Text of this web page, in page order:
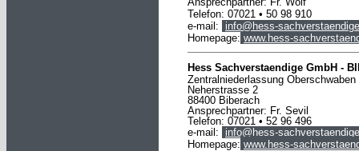
Telefon: 07021 • 50 98 910
e-mail:
info@hess-
Homepage: www.hess-
Hess Sachverstaendige GmbH -
Zentralniederlassung Oberschwaben
Neherstrasse 2
88400 Biberach
Ansprechpartner: Fr. Sevil
Telefon: 07021 • 52 96 496
e-mail:
info@hess-
Homepage: www.hess-